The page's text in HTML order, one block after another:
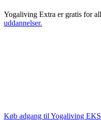
Yogaliving Extra er gratis for
uddannelser.
Køb adgang til Yogaliving